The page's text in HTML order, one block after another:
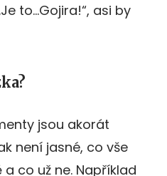
to…Gojira!“, asi by
jsou akorát
není jasné, co vše
co už ne. Například